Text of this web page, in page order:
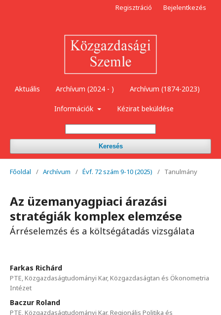
Aktuális Archívum (2024 - ) Archívum (1874-2023)
Információk Kézirat beküldése
Keresés
Regisztráció Bejelentkezés
Főoldal / Archívum / Évf. 72 szám 9-10 (2025) / Tanulmány
Az üzemanyagpiaci árazási
stratégiák komplex elemzése
Árréselemzés és a költségátadás vizsgálata
Farkas Richárd
PTE, Közgazdaságtudományi Kar, Közgazdaságtan és Ökonometria
Intézet
Baczur Roland
PTE, Közgazdaságtudományi Kar, Regionális Politika és